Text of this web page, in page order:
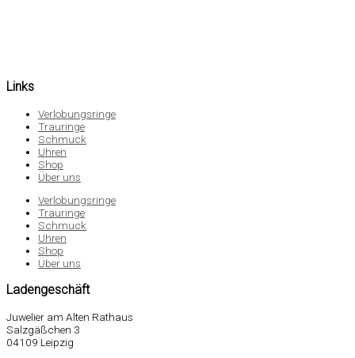
Links
Verlobungsringe
Trauringe
Schmuck
Uhren
Shop
Über uns
Verlobungsringe
Trauringe
Schmuck
Uhren
Shop
Über uns
Ladengeschäft
Juwelier am Alten Rathaus
Salzgäßchen 3
04109 Leipzig